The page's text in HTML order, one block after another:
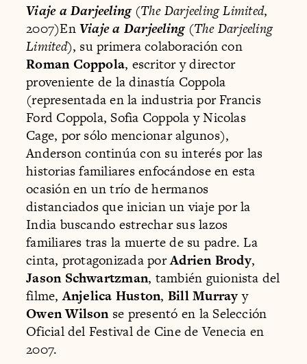
Viaje a Darjeeling(The Darjeeling Limited,
2007)EnViaje a Darjeeling(The Darjeeling
Limited), su primera colaboración con
Roman Coppola, escritor y director
proveniente de la dinastía Coppola
(representada en la industria por Francis
Ford Coppola, Sofia Coppola y Nicolas
Cage, por sólo mencionar algunos),
Anderson continúa con su interés por las
historias familiares enfocándose en esta
ocasión en un trío de hermanos
distanciados que inician un viaje por la
India buscando estrechar sus lazos
familiares tras la muerte de su padre. La
cinta, protagonizada porAdrien Brody,
Jason Schwartzman, también guionista del
filme,Anjelica Huston, Bill Murrayy
Owen Wilsonse presentó en la Selección
Oficial del Festival de Cine de Venecia en
2007.